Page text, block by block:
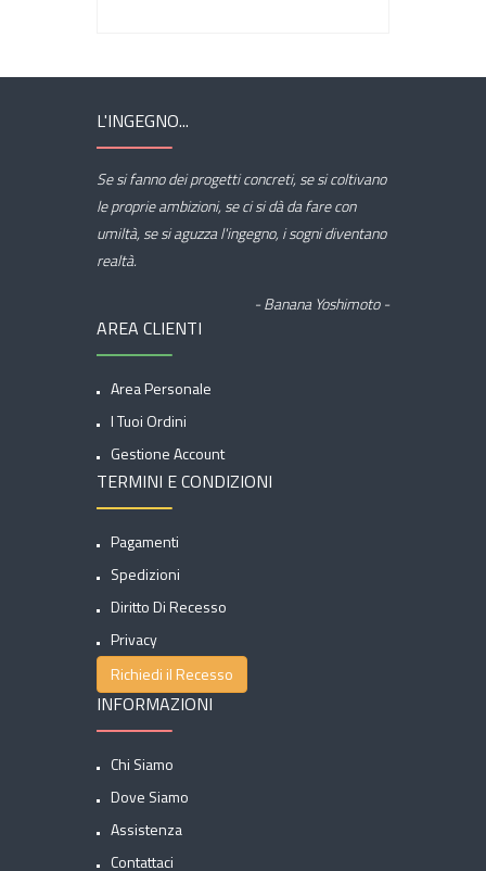
L'INGEGNO...
Se si fanno dei progetti concreti, se si coltivano
le proprie ambizioni, se ci si dà da fare con
umiltà, se si aguzza l'ingegno, i sogni diventano
realtà.
- Banana Yoshimoto -
AREA CLIENTI
Area Personale
I Tuoi Ordini
Gestione Account
TERMINI E CONDIZIONI
Pagamenti
Spedizioni
Diritto Di Recesso
Privacy
Richiedi il Recesso
INFORMAZIONI
Chi Siamo
Dove Siamo
Assistenza
Contattaci